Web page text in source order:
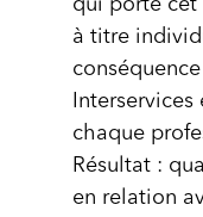
qui porte cet
à titre
chaque
Résultat :
en relation